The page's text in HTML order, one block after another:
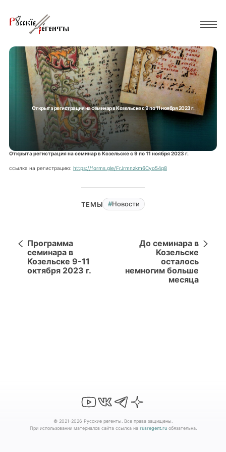
Открыта регистрация на семинар в Козельске с 9 по 11 ноября 2023 г.
Открыта регистрация на семинар в Козельске с 9 по 11 ноября 2023 г.
ссылка на регистрацию: https://forms.gle/FrJrmnzkm6Cyo54q8
ТЕМЫ Новости
Программа
семинара в
Козельске 9-11
октября 2023 г.
До семинара в
Козельске
осталось
немногим больше
месяца
© 2021-2026 Русские регенты. Все права защищены.
При использовании материалов сайта ссылка на rusregent.ruобязательна.